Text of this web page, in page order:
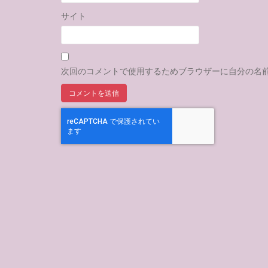
サイト
次回のコメントで使用するためブラウザーに自分の名